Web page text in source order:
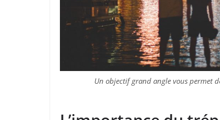
Un objectif grand angle vous permet